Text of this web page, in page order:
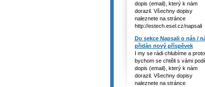
dopis (email), který k nám
dorazil. Všechny dopisy
naleznete na stránce
http://estech.esel.cz/napsali
Do sekce Napsali o nás /
přidán nový příspěvek
I my se rádi chlubíme a proto
bychom se chtěli s vámi
dopis (email), který k nám
dorazil. Všechny dopisy
naleznete na stránce